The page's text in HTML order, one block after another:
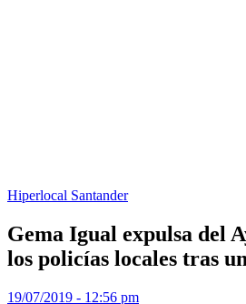
Hiperlocal Santander
Gema Igual expulsa del
los policías locales tras
19/07/2019 - 12:56 pm